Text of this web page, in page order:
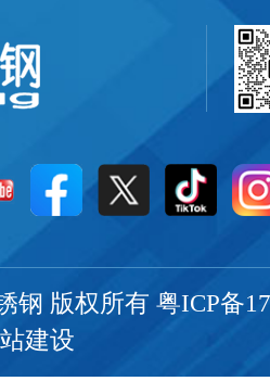
钢 版权所有 粤ICP备
建设